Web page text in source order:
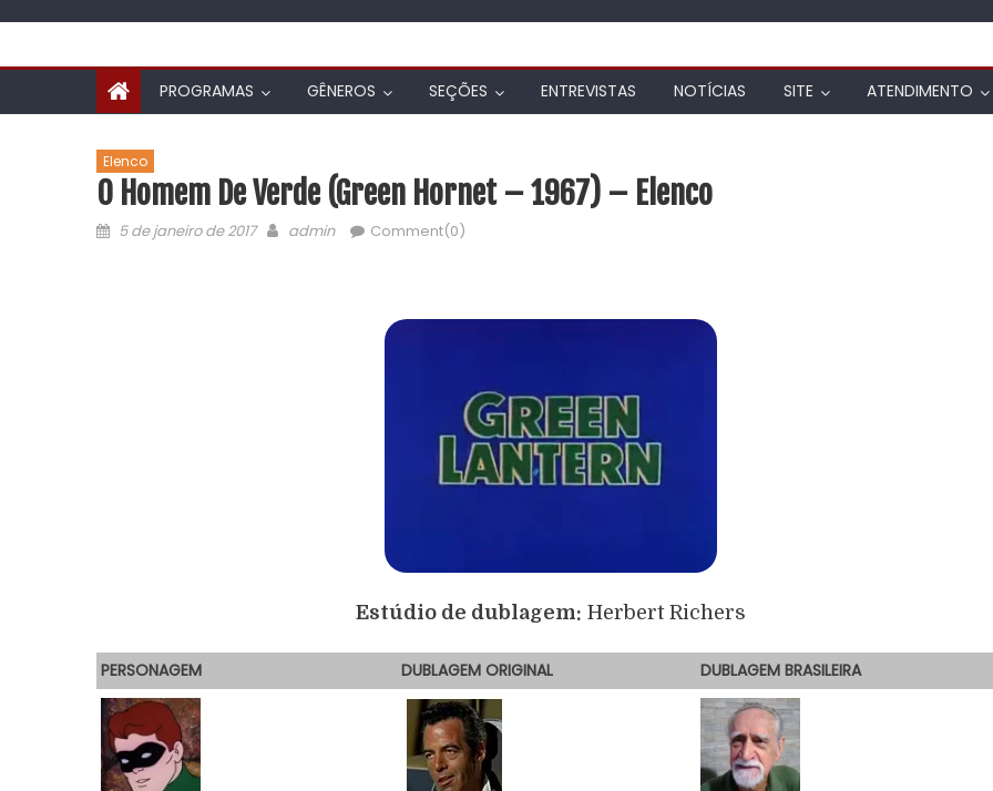
PROGRAMAS GÊNEROS SEÇÕES ENTREVISTAS NOTÍCIAS SITE ATENDIMENTO
Elenco
O Homem De Verde (Green Hornet – 1967) – Elenco
5 de janeiro de 2017 admin Comment(0)
Estúdio de dublagem: Herbert Richers
PERSONAGEM DUBLAGEM ORIGINAL DUBLAGEM BRASILEIRA